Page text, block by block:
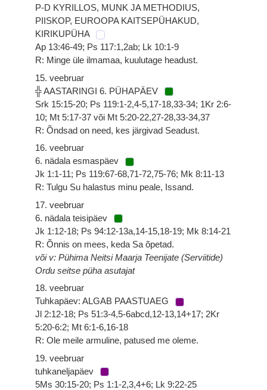
P-D KYRILLOS, MUNK JA METHODIUS,
PIISKOP, EUROOPA KAITSEPÜHAKUD,
KIRIKUPÜHA
Ap 13:46-49; Ps 117:1,2ab; Lk 10:1-9
R: Minge üle ilmamaa, kuulutage headust.
15. veebruar
╬ AASTARINGI 6. PÜHAPÄEV
Srk 15:15-20; Ps 119:1-2,4-5,17-18,33-34; 1Kr 2:6-
10; Mt 5:17-37 või Mt 5:20-22,27-28,33-34,37
R: Õndsad on need, kes järgivad Seadust.
16. veebruar
6. nädala esmaspäev
Jk 1:1-11; Ps 119:67-68,71-72,75-76; Mk 8:11-13
R: Tulgu Su halastus minu peale, Issand.
17. veebruar
6. nädala teisipäev
Jk 1:12-18; Ps 94:12-13a,14-15,18-19; Mk 8:14-21
R: Õnnis on mees, keda Sa õpetad.
või v: Pühima Neitsi Maarja Teenijate (Serviitide)
Ordu seitse püha asutajat
18. veebruar
Tuhkapäev: ALGAB PAASTUAEG
Jl 2:12-18; Ps 51:3-4,5-6abcd,12-13,14+17; 2Kr
5:20-6:2; Mt 6:1-6,16-18
R: Ole meile armuline, patused me oleme.
19. veebruar
tuhkaneljapäev
5Ms 30:15-20; Ps 1:1-2,3,4+6; Lk 9:22-25